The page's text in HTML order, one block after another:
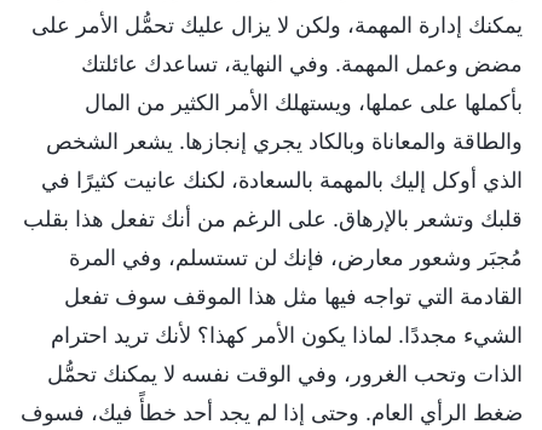
يمكنك إدارة المهمة، ولكن لا يزال عليك تحمُّل الأمر على
مضض وعمل المهمة. وفي النهاية، تساعدك عائلتك
بأكملها على عملها، ويستهلك الأمر الكثير من المال
والطاقة والمعاناة وبالكاد يجري إنجازها. يشعر الشخص
الذي أوكل إليك بالمهمة بالسعادة، لكنك عانيت كثيرًا في
قلبك وتشعر بالإرهاق. على الرغم من أنك تفعل هذا بقلب
مُجبَر وشعور معارض، فإنك لن تستسلم، وفي المرة
القادمة التي تواجه فيها مثل هذا الموقف سوف تفعل
الشيء مجددًا. لماذا يكون الأمر كهذا؟ لأنك تريد احترام
الذات وتحب الغرور، وفي الوقت نفسه لا يمكنك تحمُّل
ضغط الرأي العام. وحتى إذا لم يجد أحد خطأً فيك، فسوف